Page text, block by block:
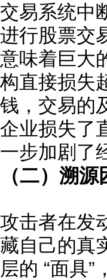
交易系统中
进行股票交
意味着巨大
构直接损失
钱，交易的
企业损失了
一步加剧了
（二）溯
攻击者在发
藏自己的真
层的 “面具